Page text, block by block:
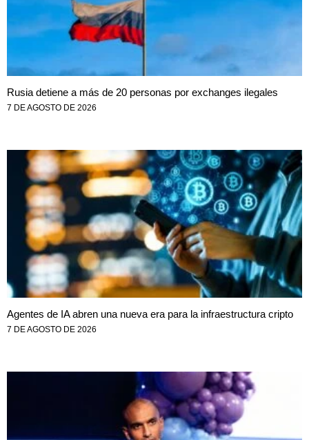
Rusia detiene a más de 20 personas por exchanges ilegales
7 DE AGOSTO DE 2026
Agentes de IA abren una nueva era para la infraestructura cripto
7 DE AGOSTO DE 2026